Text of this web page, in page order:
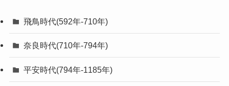
飛鳥時代(592年-710年)
奈良時代(710年-794年)
平安時代(794年-1185年)